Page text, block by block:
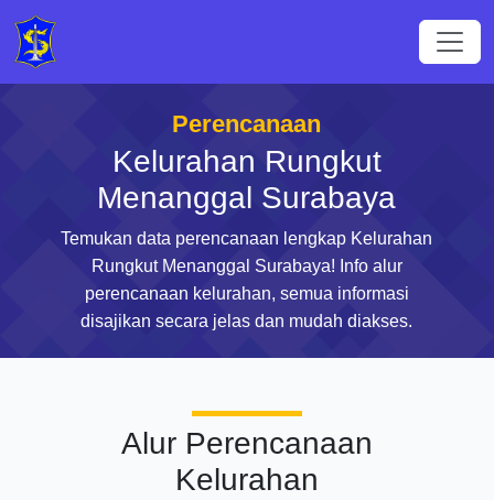
Perencanaan
Kelurahan Rungkut
Menanggal Surabaya
Temukan data perencanaan lengkap Kelurahan
Rungkut Menanggal Surabaya! Info alur
perencanaan kelurahan, semua informasi
disajikan secara jelas dan mudah diakses.
Alur Perencanaan
Kelurahan